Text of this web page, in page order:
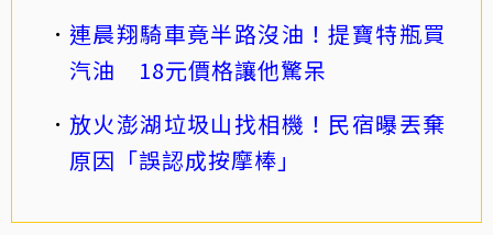
連晨翔騎車竟半路沒油！提寶特瓶買
汽油 18元價格讓他驚呆
放火澎湖垃圾山找相機！民宿曝丟棄
原因「誤認成按摩棒」